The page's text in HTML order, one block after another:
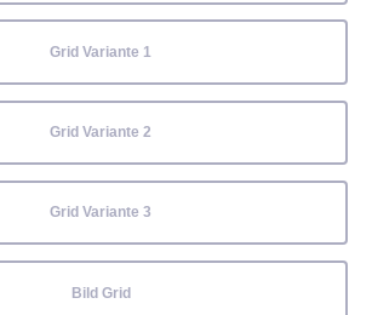
Grid Variante 1
Grid Variante 2
Grid Variante 3
Bild Grid